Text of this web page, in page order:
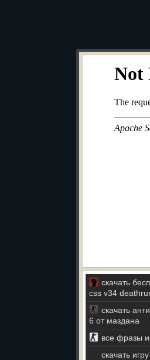
скачать
css v34
скачать
6 от маздана
все фразы
скачать